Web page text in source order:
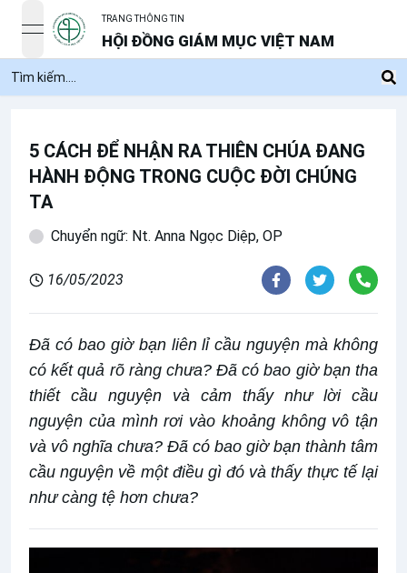
open navigation menu
TRANG THÔNG TIN
HỘI ĐỒNG GIÁM MỤC VIỆT NAM
5 CÁCH ĐỂ NHẬN RA THIÊN CHÚA ĐANG
HÀNH ĐỘNG TRONG CUỘC ĐỜI CHÚNG
TA
Chuyển ngữ: Nt. Anna Ngọc Diệp, OP
16/05/2023
Đã có bao giờ bạn liên lỉ cầu nguyện mà không
có kết quả rõ ràng chưa? Đã có bao giờ bạn tha
thiết cầu nguyện và cảm thấy như lời cầu
nguyện của mình rơi vào khoảng không vô tận
và vô nghĩa chưa? Đã có bao giờ bạn thành tâm
cầu nguyện về một điều gì đó và thấy thực tế lại
như càng tệ hơn chưa?